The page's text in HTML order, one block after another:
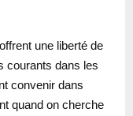
une liberté de
courants dans les
convenir dans
quand on cherche